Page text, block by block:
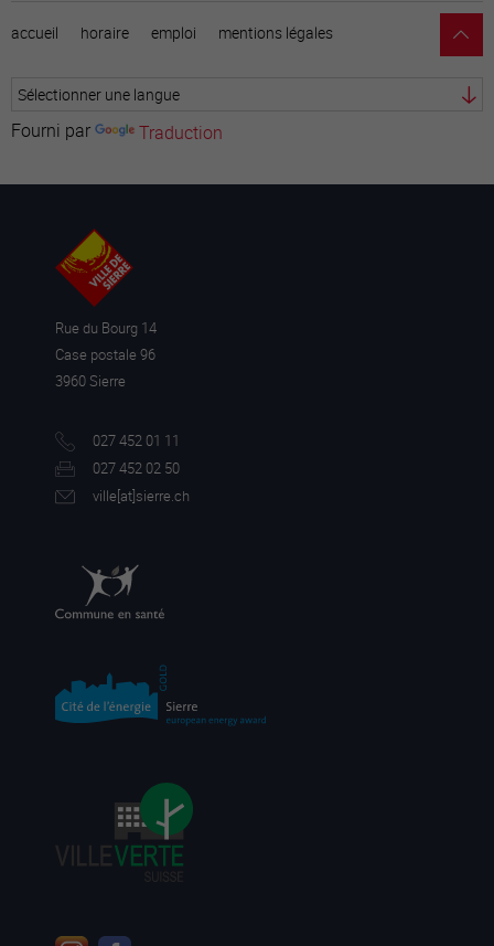
accueil horaire emploi mentions légales
Fourni par Traduction
Rue du Bourg 14
Case postale 96
3960 Sierre
027 452 01 11
027 452 02 50
ville[at]sierre.ch